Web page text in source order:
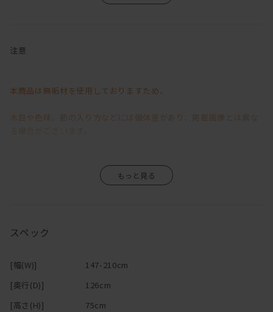
減っていく二人の会話・・・
は、
わざわざ呼んだりするのは、面倒で
「まぁいっか」と思ったり、照れくさかったりするけど、
大きなダイニングテーブルが置けない間取りでも、空間を広く使え
テレビを見ながらパソコンや作業ができるのも嬉しい！
ソファに2人ゆっくり座ってお酒を飲むときは、
注意
本商品は無垢材を使用しておりますため、
木目や色味、節の入り方などには個体差があり、掲載画像とは異な
そのため、「イメージと異なる」といった理由による返品・交換は
と幸いです。
スペック
[幅(W)]
147-210cm
[奥行(D)]
126cm
[高さ(H)]
75cm